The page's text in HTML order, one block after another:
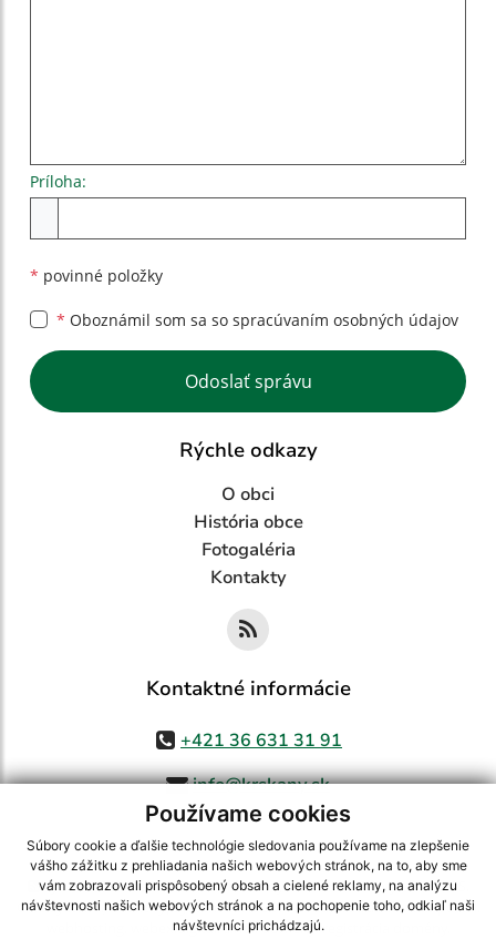
Používame cookies
Súbory cookie a ďalšie technológie sledovania používame na zlepšenie
vášho zážitku z prehliadania našich webových stránok, na to, aby sme
vám zobrazovali prispôsobený obsah a cielené reklamy, na analýzu
návštevnosti našich webových stránok a na pochopenie toho, odkiaľ naši
návštevníci prichádzajú.
Príloha:
* povinné položky
* Oboznámil som sa so spracúvaním osobných údajov
Google reCaptcha Response
Odoslať správu
Rýchle odkazy
O obci
História obce
Fotogaléria
Kontakty
Kontaktné informácie
+421 36 631 31 91
info@krskany.sk
využite možnosť získavania aktuálnych informácií s využitím RSS
CMS systém (redakčný) systém ECHELON 2,Mapa stránok,web portál
webex.digital, s.r.o.,domény,registrácia domény